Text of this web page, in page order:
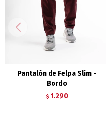
Pantalón de Felpa Slim -
Bordo
$ 1.290